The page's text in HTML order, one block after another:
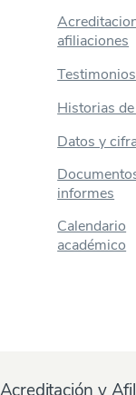
afiliaciones
Testimonios
Historias
Datos y
informes
Calendario
académico